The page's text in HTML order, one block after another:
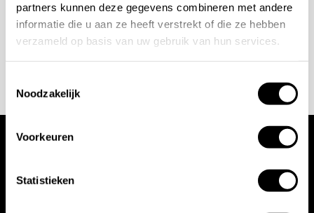
partners kunnen deze gegevens combineren met andere
informatie die u aan ze heeft verstrekt of die ze hebben
verzameld op basis van uw gebruik van hun services.
Noodzakelijk
Voorkeuren
Statistieken
Installatie en aandachtspunten
voor montage op meubelfronten, kastdeuren en
positie, frontdikte en gewenste afwerking, zodat de
Niet het juiste Formani-product gevonden? Of heeft
projects@stonecompany.nl
Wij werken met
toonaangevende